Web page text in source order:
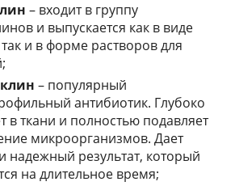
– входит в группу
и выпускается как в виде
так и в форме растворов для
– популярный
антибиотик. Глубоко
в ткани и полностью подавляет
микроорганизмов. Дает
надежный результат, который
на длительное время;